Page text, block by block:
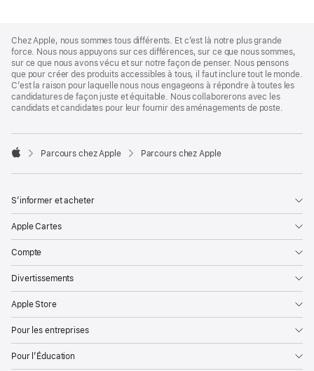
Footer
Chez Apple, nous sommes tous différents. Et c’est là notre plus grande
force. Nous nous appuyons sur ces différences, sur ce que nous sommes,
sur ce que nous avons vécu et sur notre façon de penser. Nous pensons
que pour créer des produits accessibles à tous, il faut inclure tout le monde.
C’est la raison pour laquelle nous nous engageons à répondre à toutes les
candidatures de façon juste et équitable. Nous collaborerons avec les
candidats et candidates pour leur fournir des aménagements de poste.

Parcours chez Apple Parcours chez Apple
S’informer et acheter
Apple Cartes
Compte
Divertissements
Apple Store
Pour les entreprises
Pour l’Éducation